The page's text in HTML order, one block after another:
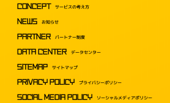
CONCEPT サービスの考え方
NEWS お知らせ
PARTNER パートナー制度
DATA CENTER データセンター
SITEMAP サイトマップ
PRIVACY POLICY プライバシーポリシー
SOCIAL MEDIA POLICY ソーシャルメディアポリシー